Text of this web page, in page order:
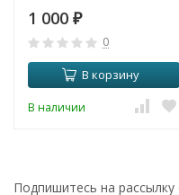
1 000 ₽
0
В корзину
В наличии
Подпишитесь на